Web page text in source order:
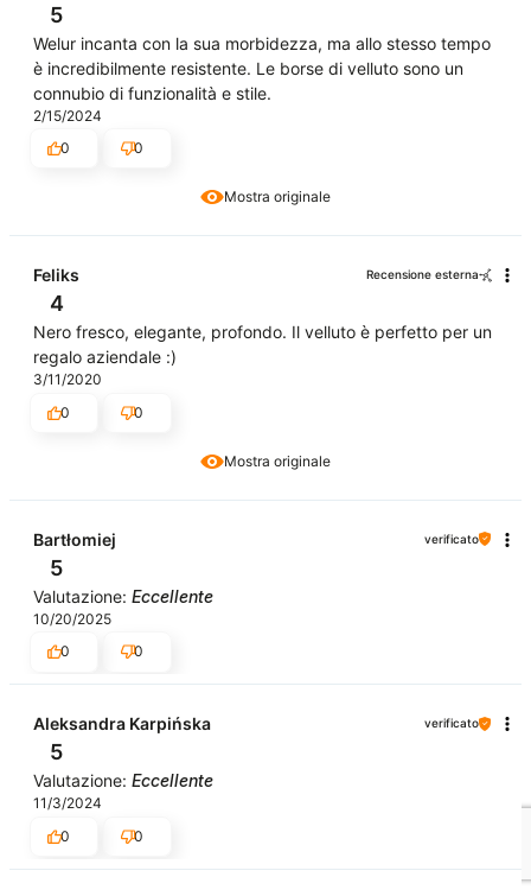
Mostra originale
5
Welur incanta con la sua morbidezza, ma allo stesso tempo
è incredibilmente resistente. Le borse di velluto sono un
connubio di funzionalità e stile.
2/15/2024
0
0
Mostra originale
Feliks Recensione esterna
4
Nero fresco, elegante, profondo. Il velluto è perfetto per un
regalo aziendale :)
3/11/2020
0
0
Bartłomiej verificato
5
Valutazione: Eccellente
10/20/2025
0
0
Aleksandra Karpińska verificato
5
Valutazione: Eccellente
11/3/2024
0
0